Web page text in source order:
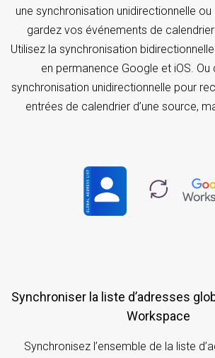
une synchronisation unidirectionnelle
gardez vos événements de
Utilisez la synchronisation
en permanence Google et iOS. Ou
synchronisation unidirectionnelle pour
entrées de calendrier d’une source,
Synchroniser la liste d’adresses globale avec Google
Workspace
Synchronisez l’ensemble de la liste